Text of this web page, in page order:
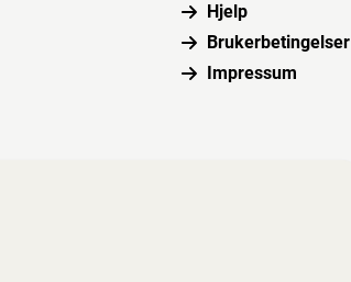
Hjelp
Brukerbetingelser
Impressum